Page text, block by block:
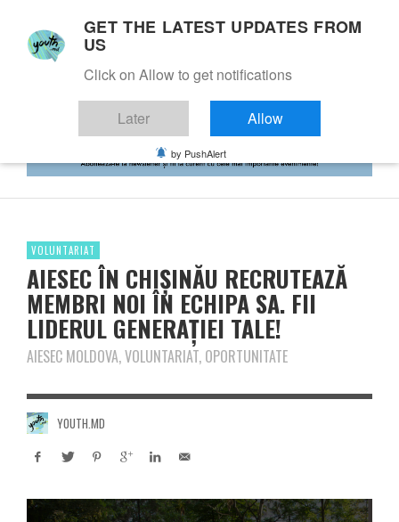
VOLUNTARIAT
AIESEC ÎN CHIȘINĂU RECRUTEAZĂ
MEMBRI NOI ÎN ECHIPA SA. FII
LIDERUL GENERAȚIEI TALE!
AIESEC MOLDOVA, VOLUNTARIAT, OPORTUNITATE
YOUTH.MD
GET THE LATEST UPDATES FROM
US
Click on Allow to get notifications
Later Allow
by PushAlert